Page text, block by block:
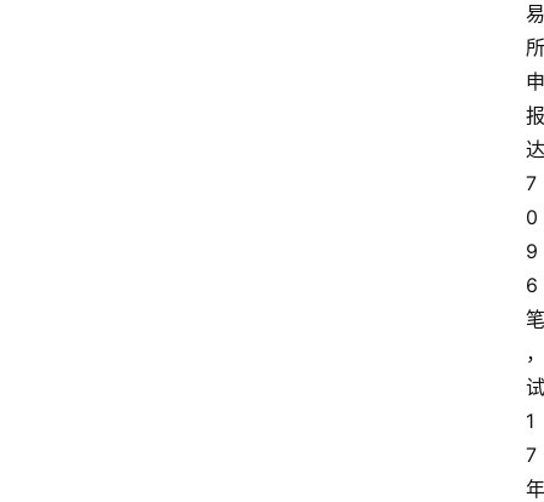
易
所
申
报
达
7
0
9
6
笔
，
试
1
7
年